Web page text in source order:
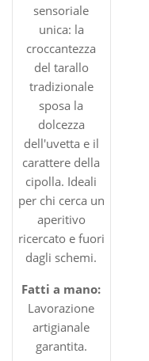
sensoriale
unica: la
croccantezza
del tarallo
tradizionale
sposa la
dolcezza
dell'uvetta e il
carattere della
cipolla. Ideali
per chi cerca un
aperitivo
ricercato e fuori
dagli schemi.
Fatti a mano:
Lavorazione
artigianale
garantita.